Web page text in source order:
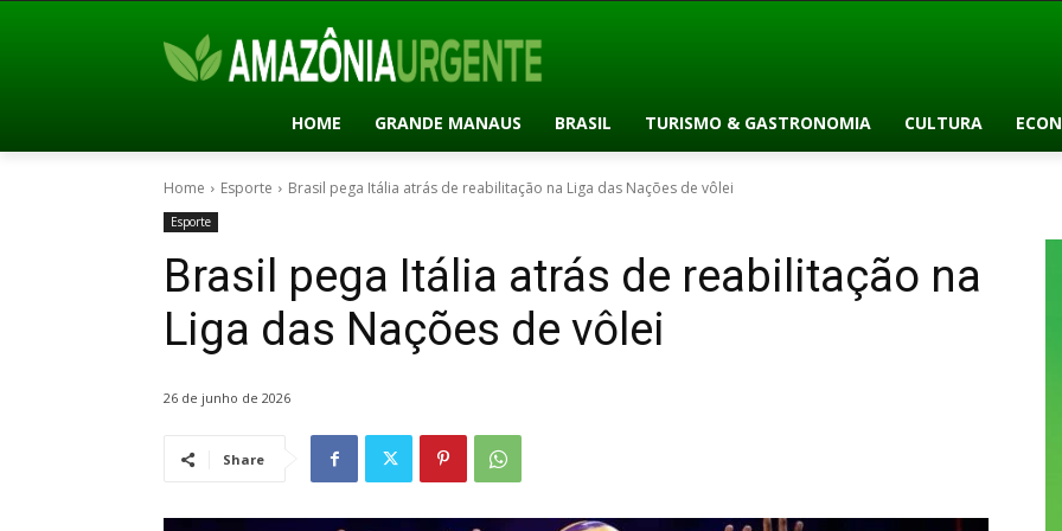
HOME GRANDE MANAUS BRASIL TURISMO & GASTRONOMIA CULTURA
Home Esporte Brasil pega Itália atrás de reabilitação na Liga das Nações de vôlei
Esporte
Brasil pega Itália atrás de reabilitação na
Liga das Nações de vôlei
26 de junho de 2026
Share